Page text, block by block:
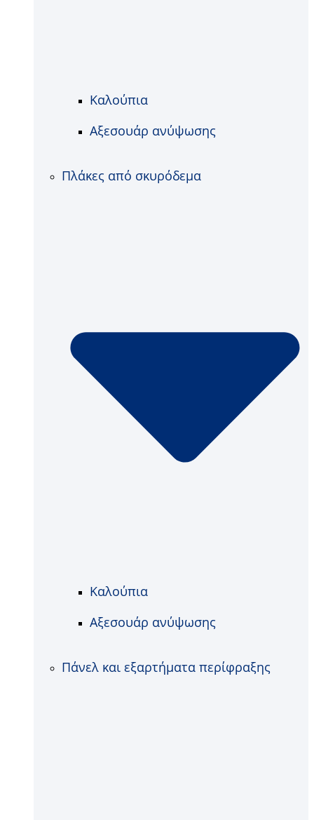
Καλούπια
Αξεσουάρ ανύψωσης
Πλάκες από σκυρόδεμα
Καλούπια
Αξεσουάρ ανύψωσης
Πάνελ και εξαρτήματα περίφραξης